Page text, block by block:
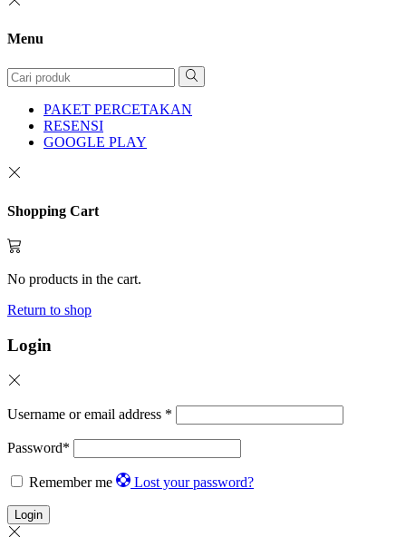
Menu
PAKET PERCETAKAN
RESENSI
GOOGLE PLAY
Shopping Cart
No products in the cart.
Return to shop
Login
Username or email address *
Password*
Remember me Lost your password?
Login